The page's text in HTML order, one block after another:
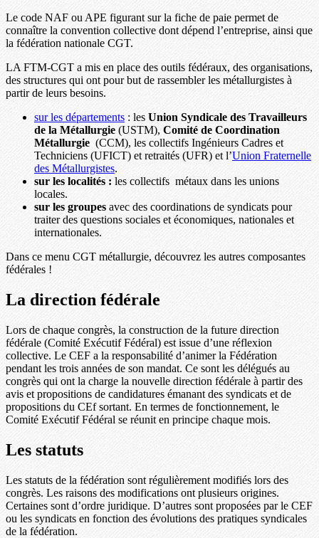
Le code NAF ou APE figurant sur la fiche de paie permet de
connaître la convention collective dont dépend l’entreprise, ainsi que
la fédération nationale CGT.
LA FTM-CGT a mis en place des outils fédéraux, des organisations,
des structures qui ont pour but de rassembler les métallurgistes à
partir de leurs besoins.
sur les départements : les Union Syndicale des Travailleurs
de la Métallurgie (USTM), Comité de Coordination
Métallurgie (CCM), les collectifs Ingénieurs Cadres et
Techniciens (UFICT) et retraités (UFR) et l’Union Fraternelle
des Métallurgistes.
sur les localités : les collectifs métaux dans les unions
locales.
sur les groupes avec des coordinations de syndicats pour
traiter des questions sociales et économiques, nationales et
internationales.
Dans ce menu CGT métallurgie, découvrez les autres composantes
fédérales !
La direction fédérale
Lors de chaque congrès, la construction de la future direction
fédérale (Comité Exécutif Fédéral) est issue d’une réflexion
collective. Le CEF a la responsabilité d’animer la Fédération
pendant les trois années de son mandat. Ce sont les délégués au
congrès qui ont la charge la nouvelle direction fédérale à partir des
avis et propositions de candidatures émanant des syndicats et de
propositions du CEf sortant. En termes de fonctionnement, le
Comité Exécutif Fédéral se réunit en principe chaque mois.
Les statuts
Les statuts de la fédération sont régulièrement modifiés lors des
congrès. Les raisons des modifications ont plusieurs origines.
Certaines sont d’ordre juridique. D’autres sont proposées par le CEF
ou les syndicats en fonction des évolutions des pratiques syndicales
de la fédération.